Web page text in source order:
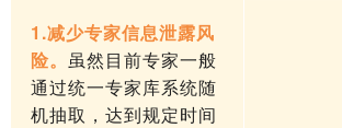
1.减少专家信息泄露风
险。 虽然目前专家一般
通过统一专家库系统随
机抽取，达到规定时间